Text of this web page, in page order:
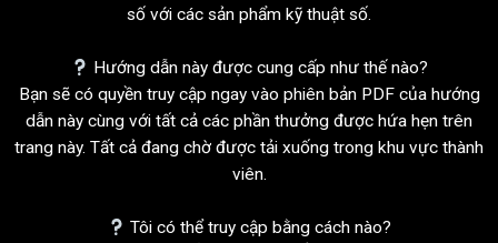
số với các sản phẩm kỹ thuật số.
Hướng dẫn này được cung cấp như thế nào?
Bạn sẽ có quyền truy cập ngay vào phiên bản PDF của hướng
dẫn này cùng với tất cả các phần thưởng được hứa hẹn trên
trang này. Tất cả đang chờ được tải xuống trong khu vực thành
viên.
Tôi có thể truy cập bằng cách nào?